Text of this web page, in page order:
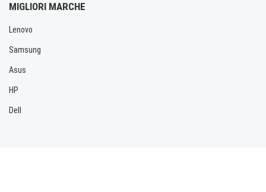
MIGLIORI MARCHE
Lenovo
Samsung
Asus
HP
Dell